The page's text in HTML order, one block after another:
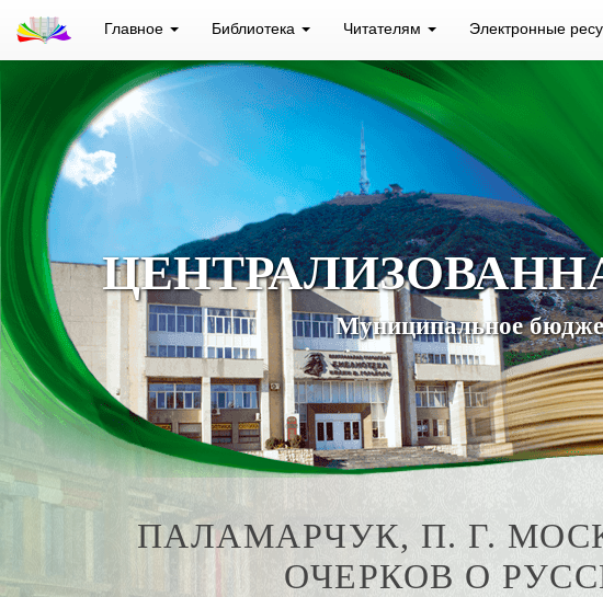
Главное Библиотека Читателям Электронные
Муниципальное
ПАЛАМАРЧУК, П. Г.
ОЧЕРКОВ О